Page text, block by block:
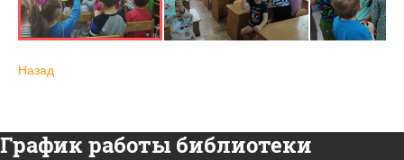
Назад
График работы библиотеки